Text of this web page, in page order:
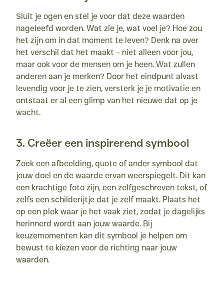
Sluit je ogen en stel je voor dat deze waarden
nageleefd worden. Wat zie je, wat voel je? Hoe zou
het zijn om in dat moment te leven? Denk na over
het verschil dat het maakt – niet alleen voor jou,
maar ook voor de mensen om je heen. Wat zullen
anderen aan je merken? Door het eindpunt alvast
levendig voor je te zien, versterk je je motivatie en
ontstaat er al een glimp van het nieuwe dat op je
wacht.
3. Creëer een inspirerend symbool
Zoek een afbeelding, quote of ander symbool dat
jouw doel en de waarde ervan weerspiegelt. Dit kan
een krachtige foto zijn, een zelfgeschreven tekst, of
zelfs een schilderijtje dat je zelf maakt. Plaats het
op een plek waar je het vaak ziet, zodat je dagelijks
herinnerd wordt aan jouw waarde. Bij
keuzemomenten kan dit symbool je helpen om
bewust te kiezen voor de richting naar jouw
waarden.